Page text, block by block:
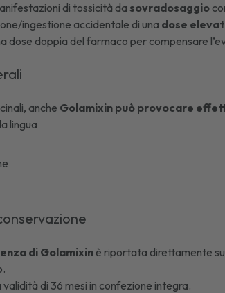
di tossicità da sovradosaggio
ingestione accidentale di una dose
dose doppia del farmaco per compensare
anche Golamixin può provocare
lingua
diGolamixin è riportata direttamente
validità di 36 mesi in confezione integra.